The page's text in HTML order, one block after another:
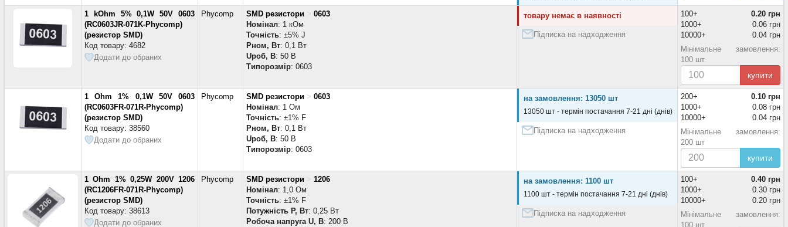
1 kOhm 5% 0,1W 50V 0603
(RC0603JR-071K-Phycomp)
(резистор SMD)
Код товару: 4682
Додати до обраних
Phycomp SMD резистори > 0603
Номінал: 1 кОм
Точність: ±5% J
Pном, Вт: 0,1 Вт
Uроб, В: 50 В
Типорозмір: 0603
товару немає в наявності
Підписка на надходження
100+
0.20 грн
1000+
0.06 грн
10000+
0.04 грн
Мінімальне замовлення:
100 шт
купити
1 Ohm 1% 0,1W 50V 0603
(RC0603FR-071R-Phycomp)
(резистор SMD)
Код товару: 38560
Додати до обраних
Phycomp SMD резистори > 0603
Номінал: 1 Ом
Точність: ±1% F
Pном, Вт: 0,1 Вт
Uроб, В: 50 В
Типорозмір: 0603
на замовлення: 13050 шт
13050 шт - термін постачання 7-21 дні (днів)
Підписка на надходження
200+
0.10 грн
1000+
0.08 грн
10000+
0.04 грн
Мінімальне замовлення:
200 шт
купити
1 Ohm 1% 0,25W 200V 1206
(RC1206FR-071R-Phycomp)
(резистор SMD)
Код товару: 38613
Додати до обраних
Phycomp SMD резистори > 1206
Номінал: 1,0 Ом
Точність: ±1% F
Потужність P, Вт: 0,25 Вт
Робоча напруга U, В: 200 В
на замовлення: 1100 шт
1100 шт - термін постачання 7-21 дні (днів)
Підписка на надходження
100+
0.40 грн
1000+
0.30 грн
10000+
0.20 грн
Мінімальне замовлення:
100 шт